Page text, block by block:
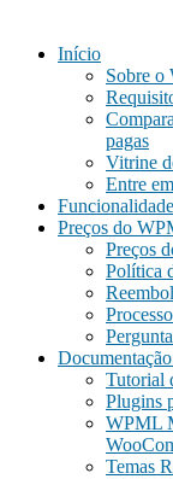
Início
Sobre o
pagas
Vitrine
Entre
Preços do
Preços
Política
Tutorial
Plugins
WPML
Temas